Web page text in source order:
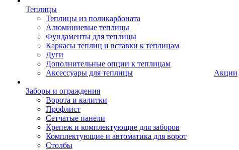
Теплицы
Теплицы из поликарбоната
Алюминиевые теплицы
Фундаменты для теплицы
Каркасы теплиц и вставки к теплицам
Дуги
Дополнительные опции к теплицам
Аксессуары для теплицы
Заборы и ограждения
Ворота и калитки
Профлист
Сетчатые панели
Крепеж и комплектующие для заборов
Комплектующие и автоматика для ворот
Столбы
Акции